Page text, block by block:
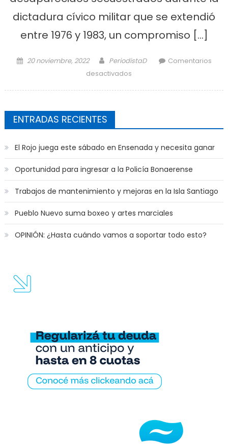
dictadura cívico militar que se extendió
entre 1976 y 1983, un compromiso […]
Posted on
20 noviembre, 2022 Author
PeriodistaD
Comentarios
desactivados
ENTRADAS RECIENTES
El Rojo juega este sábado en Ensenada y necesita ganar
Oportunidad para ingresar a la Policía Bonaerense
Trabajos de mantenimiento y mejoras en la Isla Santiago
Pueblo Nuevo suma boxeo y artes marciales
OPINIÓN: ¿Hasta cuándo vamos a soportar todo esto?